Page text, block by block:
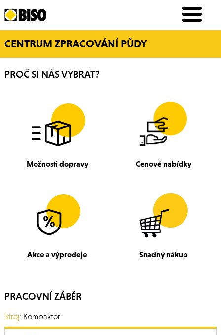
CENTRUM ZPRACOVÁNÍ PŮDY
PROČ SI NÁS VYBRAT?
Možnosti dopravy Cenové nabídky
Akce a výprodeje Snadný nákup
PRACOVNÍ ZÁBĚR
Stroj: Kompaktor